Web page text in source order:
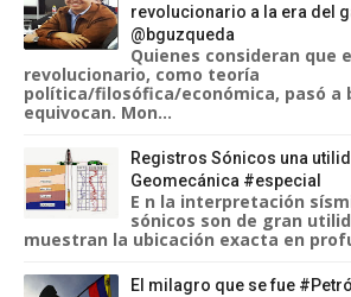
revolucionario a la era del
@bguzqueda
Quienes consideran que
revolucionario, como teoría
política/filosófica/económica, pasó a
equivocan. Mon...
Registros Sónicos una
Geomecánica #especial
E n la interpretación
sónicos son de gran
muestran la ubicación exacta en
El milagro que se fue